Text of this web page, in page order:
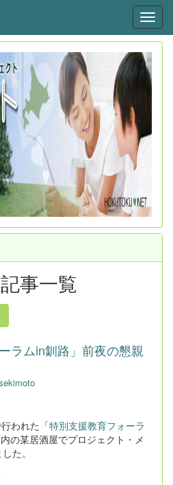
事一覧
ラムin釧路」前夜の懇親
われた「特別支援教育フォーラ
の某居酒屋でプロジェクト・メ
た。